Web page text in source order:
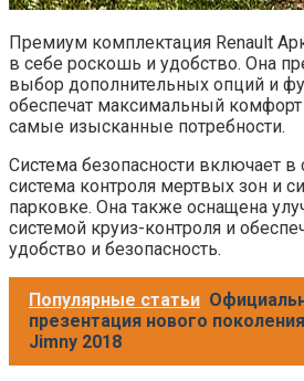
Премиум комплектация Renault
в себе роскошь и удобство. Она
выбор дополнительных опций и
обеспечат максимальный комфорт
самые изысканные потребности.
Система безопасности включает в
система контроля мертвых зон и
парковке. Она также оснащена
системой круиз-контроля и
удобство и безопасность.
Популярные статьи
презентация нового
Jimny 2018